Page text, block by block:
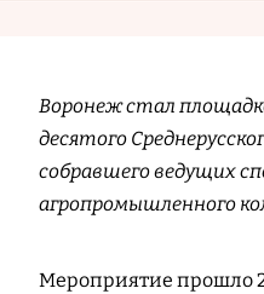
Воронеж стал
десятого
собравшего ведущих
агропромышленного
Мероприятие прошло